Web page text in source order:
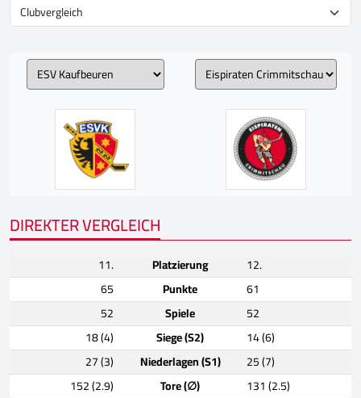
DIREKTER VERGLEICH
11. Platzierung
12.
65
Punkte
61
52
Spiele
52
18 (4)
Siege (S2)
14 (6)
27 (3)
Niederlagen (S1)
25 (7)
152 (2.9)
Tore (∅)
131 (2.5)